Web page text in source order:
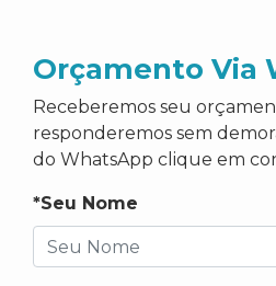
Orçamento Via
Receberemos seu
responderemos sem
do WhatsApp clique em
*Seu Nome